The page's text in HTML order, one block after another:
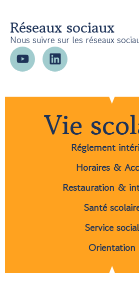
Réseaux sociaux
Nous suivre sur les réseaux
Vie
Réglement
Horaires &
Restauration &
Santé
Service social
Orientation